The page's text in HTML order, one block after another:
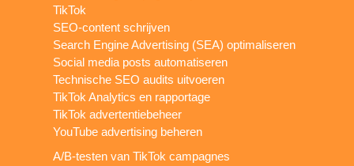
TikTok
SEO-content schrijven
Search Engine Advertising (SEA) optimaliseren
Social media posts automatiseren
Technische SEO audits uitvoeren
TikTok Analytics en rapportage
TikTok advertentiebeheer
YouTube advertising beheren
A/B-testen van TikTok campagnes